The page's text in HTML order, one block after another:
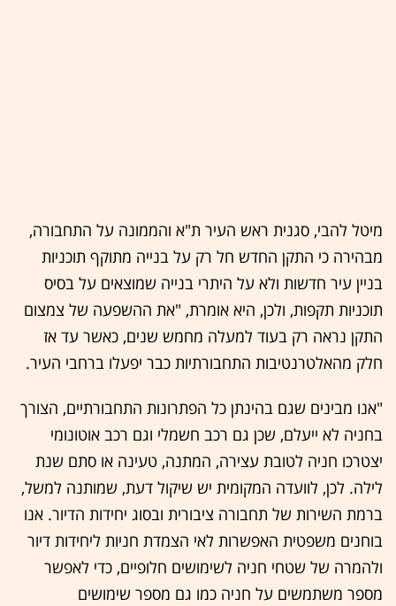
מיטל להבי, סגנית ראש העיר ת"א והממונה על התחבורה,
מבהירה כי התקן החדש חל רק על בנייה מתוקף תוכניות
בניין עיר חדשות ולא על היתרי בנייה שמוצאים על בסיס
תוכניות תקפות, ולכן, היא אומרת, "את ההשפעה של צמצום
התקן נראה רק בעוד למעלה מחמש שנים, כאשר עד אז
חלק מהאלטרנטיבות התחבורתיות כבר יפעלו ברחבי העיר.
"אנו מבינים שגם בהינתן כל הפתרונות התחבורתיים, הצורך
בחניה לא ייעלם, שכן גם רכב חשמלי וגם רכב אוטונומי
יצטרכו חניה לטובת עצירה, המתנה, טעינה או סתם שנת
לילה. לכן, לוועדה המקומית יש שיקול דעת, שמותנה למשל,
ברמת השירות של תחבורה ציבורית ובסוג יחידות הדיור. אנו
בוחנים משפטית האפשרות לאי הצמדת חניות ליחידות דיור
ולהמרה של שטחי חניה לשימושים חלופיים, כדי לאפשר
מספר משתמשים על חניה כמו גם מספר שימושים